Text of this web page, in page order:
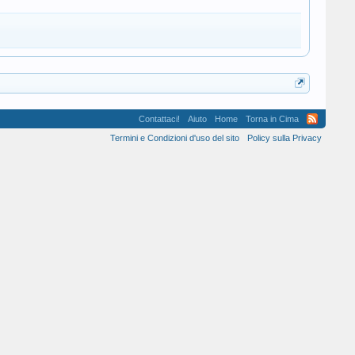
Contattaci! Aiuto Home
Torna in Cima
Termini e Condizioni d'uso del sito
Policy sulla Privacy